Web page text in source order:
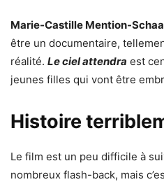
Marie-Castille Mention-
être un documentaire,
réalité. Le ciel attendra est
jeunes filles qui vont être
Histoire
Le film est un peu difficile à
nombreux flash-back, mais